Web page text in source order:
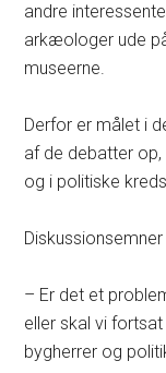
andre
arkæologer ude
museerne.
Derfor er målet i
af de debatter
og i politiske
– Er det et
eller skal vi
bygherrer og